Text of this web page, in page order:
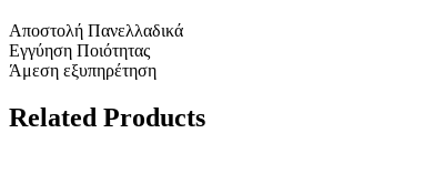
Αποστολή Πανελλαδικά
Εγγύηση Ποιότητας
Άμεση εξυπηρέτηση
Related Products